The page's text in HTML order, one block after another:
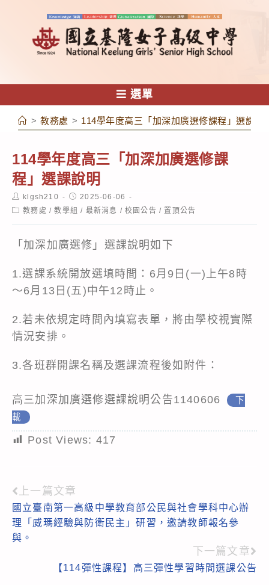
容
選單
> 教務處 > 114學年度高三「加深加廣選修課程」選課說
114學年度高三「加深加廣選修課
程」選課說明
Post
author:
klgsh210
Post
published:
2025-06-06
Post教務處 / 教學組 / 最新消息 / 校園公告 / 置頂公告
「加深加廣選修」選課說明如下
1.選課系統開放選填時間：6月9日(一)上午8時
～6月13日(五)中午12時止。
2.若未依規定時間內填寫表單，將由學校視實際
情況安排。
3.各班群開課名稱及選課流程後如附件：
高三加深加廣選修選課說明公告1140606
下
載
Post Views: 417
Read
more
articles
上一篇文章
國立臺南第一高級中學教育部公民與社會學科中心辦
理「威瑪經驗與防衛民主」研習，邀請教師報名參
與。
下一篇文章
【114彈性課程】高三彈性學習時間選課公告